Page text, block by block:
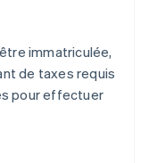
immatriculée,
de taxes requis
pour effectuer